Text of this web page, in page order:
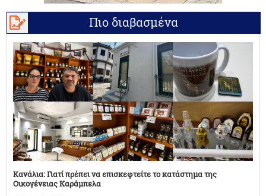
Πιο διαβασμένα
Κανάλια: Γιατί πρέπει να επισκεφτείτε το κατάστημα της
Οικογένειας Καράμπελα